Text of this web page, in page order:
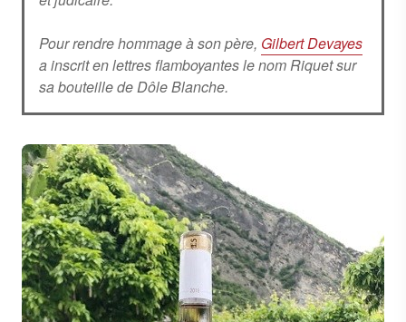
Pour rendre hommage à son père, Gilbert Devayes
a inscrit en lettres flamboyantes le nom Riquet sur
sa bouteille de Dôle Blanche.